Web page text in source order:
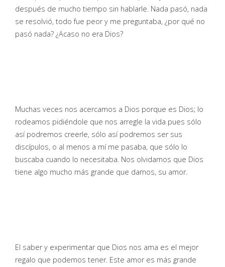
después de mucho tiempo sin hablarle. Nada pasó, nada
se resolvió, todo fue peor y me preguntaba, ¿por qué no
pasó nada? ¿Acaso no era Dios?
Muchas veces nos acercamos a Dios porque es Dios; lo
rodeamos pidiéndole que nos arregle la vida pues sólo
así podremos creerle, sólo así podremos ser sus
discípulos, o al menos a mí me pasaba, que sólo lo
buscaba cuando lo necesitaba. Nos olvidamos que Dios
tiene algo mucho más grande que darnos, su amor.
El saber y experimentar que Dios nos ama es el mejor
regalo que podemos tener. Este amor es más grande